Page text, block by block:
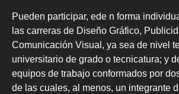
Pueden participar, ede n forma
las carreras de Diseño Gráfico,
Comunicación Visual, ya sea de nivel
universitario de grado o tecnicatura; y
equipos de trabajo conformados por
de las cuales, al menos, un integrante